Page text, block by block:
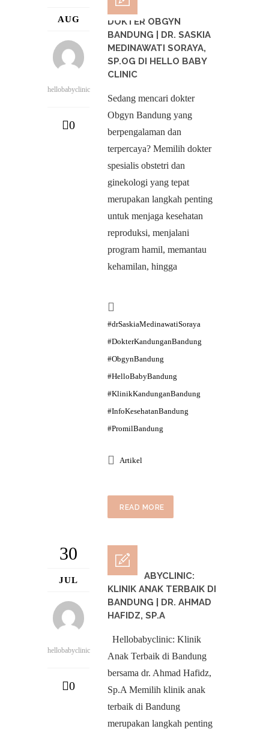
AUG
hellobabyclinic
0
DOKTER OBGYN
BANDUNG | DR. SASKIA
MEDINAWATI SORAYA,
SP.OG DI HELLO BABY
CLINIC
Sedang mencari dokter
Obgyn Bandung yang
berpengalaman dan
terpercaya? Memilih dokter
spesialis obstetri dan
ginekologi yang tepat
merupakan langkah penting
untuk menjaga kesehatan
reproduksi, menjalani
program hamil, memantau
kehamilan, hingga
#drSaskiaMedinawatiSoraya
#DokterKandunganBandung
#ObgynBandung
#HelloBabyBandung
#KlinikKandunganBandung
#InfoKesehatanBandung
#PromilBandung
Artikel
READ MORE
30
JUL
hellobabyclinic
0
HELLOBABYCLINIC:
KLINIK ANAK TERBAIK DI
BANDUNG | DR. AHMAD
HAFIDZ, SP.A
Hellobabyclinic: Klinik
Anak Terbaik di Bandung
bersama dr. Ahmad Hafidz,
Sp.A Memilih klinik anak
terbaik di Bandung
merupakan langkah penting